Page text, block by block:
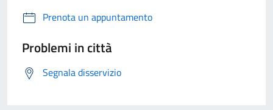
Prenota un appuntamento
Problemi in città
Segnala disservizio